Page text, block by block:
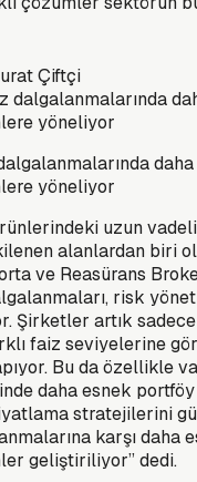
Çiftçi
yöneliyor
uzun
alanlardan biri
ve Reasürans
risk
Şirketler artık
faiz seviyelerine
Bu da özellikle
daha esnek portföy
stratejilerini
karşı daha
geliştiriliyor” dedi.